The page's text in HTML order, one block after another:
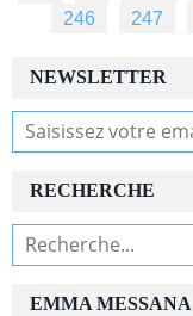
246
247
NEWSLETTER
RECHERCHE
EMMA MESSANA